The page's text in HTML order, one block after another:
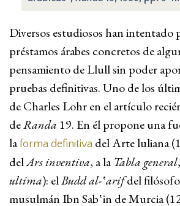
Diversos estudiosos han intentado
préstamos árabes concretos de
pensamiento de Llull sin poder
pruebas definitivas. Uno de los
de Charles Lohr en el artículo
deRanda 19. En él propone una
laforma definitiva del Arte luliana
delArs inventiva, a laTabla general
ultima): elBudd al-‛arifdel
musulmán Ibn Sab‛in de Murcia